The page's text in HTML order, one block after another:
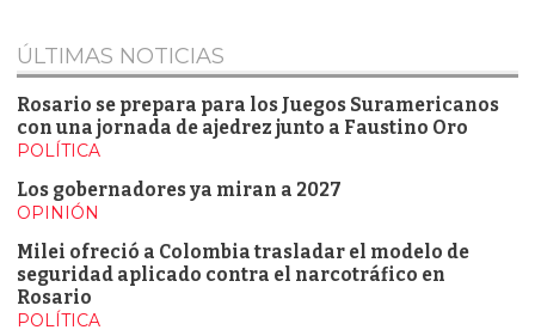
ÚLTIMAS NOTICIAS
Rosario se prepara para los Juegos Suramericanos
con una jornada de ajedrez junto a Faustino Oro
POLÍTICA
Los gobernadores ya miran a 2027
OPINIÓN
Milei ofreció a Colombia trasladar el modelo de
seguridad aplicado contra el narcotráfico en
Rosario
POLÍTICA